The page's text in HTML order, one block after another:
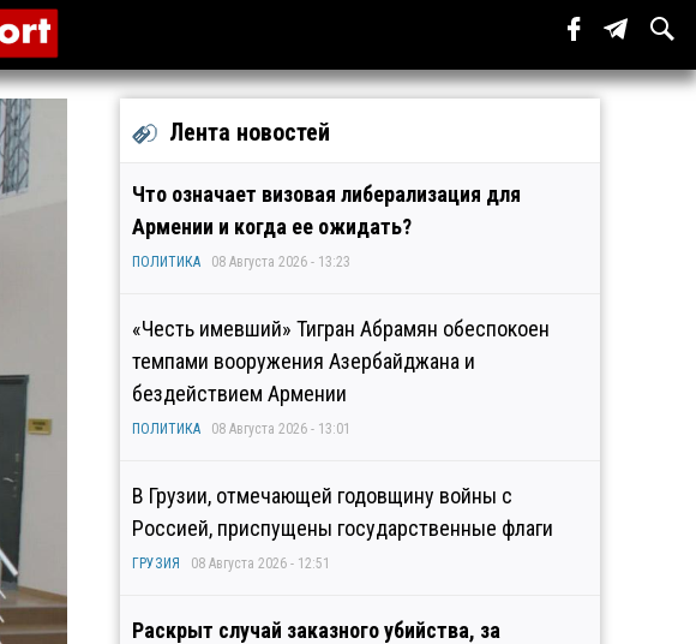
Лента новостей
Что означает визовая либерализация для
Армении и когда ее ожидать?
ПОЛИТИКА 08 Августа 2026 - 13:23
«Честь имевший» Тигран Абрамян обеспокоен
темпами вооружения Азербайджана и
бездействием Армении
ПОЛИТИКА 08 Августа 2026 - 13:01
В Грузии, отмечающей годовщину войны с
Россией, приспущены государственные флаги
ГРУЗИЯ 08 Августа 2026 - 12:51
Раскрыт случай заказного убийства, за